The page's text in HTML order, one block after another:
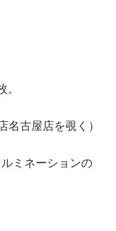
。
名古屋店を覗く）
ミネーションの